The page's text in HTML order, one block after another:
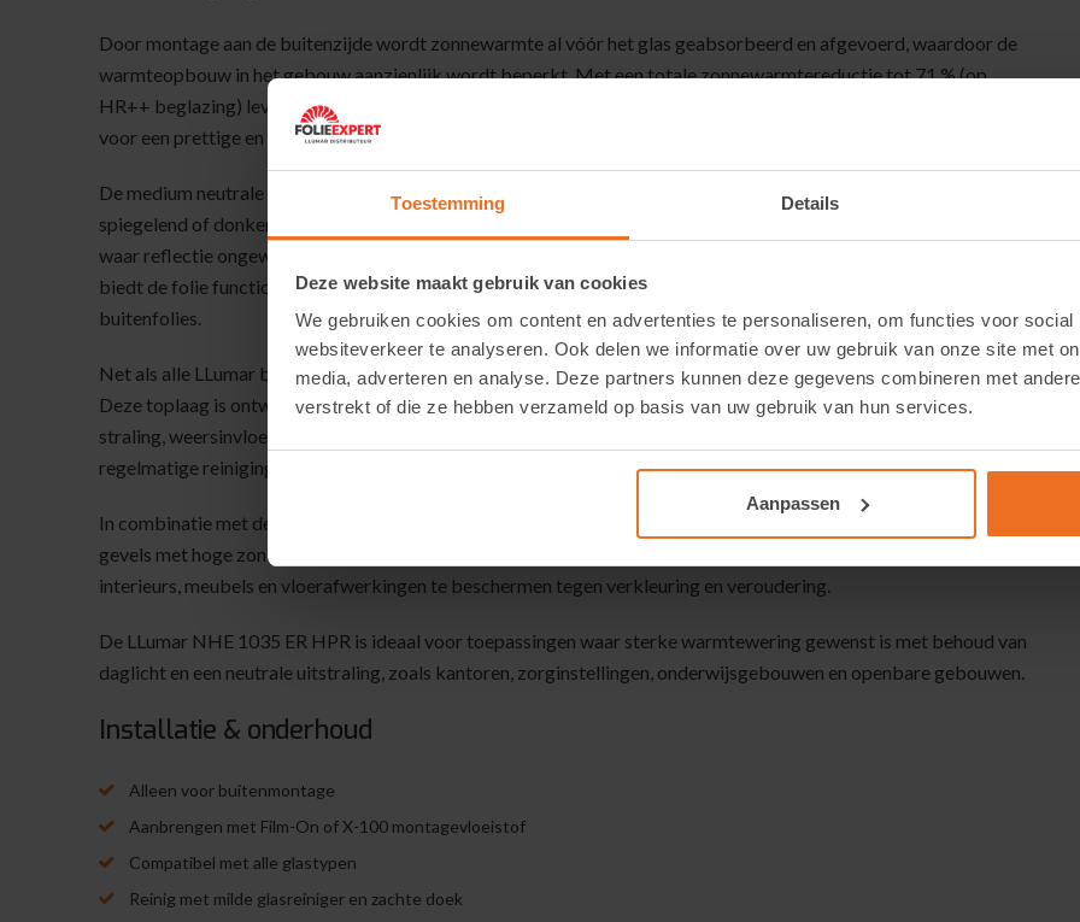
Toestemming Details
Deze website maakt gebruik van cookies
We gebruiken cookies om content en advertenties te personaliseren, om functies voor
websiteverkeer te analyseren. Ook delen we informatie over uw gebruik van onze site met
media, adverteren en analyse. Deze partners kunnen deze gegevens combineren met
verstrekt of die ze hebben verzameld op basis van uw gebruik van hun services.
Aanpassen
Door montage aan de buitenzijde wordt zonnewarmte al vóór het glas geabsorbeerd en afgevoerd, waardoor de
warmteopbouw in het gebouw aanzienlijk wordt beperkt. Met een totale zonnewarmtereductie tot 71 % (op
HR++ beglazing) levert de LLumar NHE 1035 ER HPR krachtige prestaties, terwijl de hogere lichtdoorlaat zorgt
voor een prettige en open binnenbeleving.
De medium neutrale stainless-steel tint vermindert schittering en verblinding effectief, zonder het glas een
spiegelend of donker karakter te geven. Hierdoor blijft de gevel esthetisch rustig en geschikt voor omgevingen
waar reflectie ongewenst is, zoals stedelijke locaties, zorgomgevingen en representatieve gebouwen. Overdag
biedt de folie functionele dagprivacy, zonder het uitgesproken one-way-mirror-effect van reflecterende
buitenfolies.
Net als alle LLumar buitenfolies is de NHE 1035 uitgerust met de speciaal ontwikkelde LLumar exterior toplaag.
Deze toplaag is ontworpen voor langdurige buitentoepassing en biedt uitzonderlijke weerstand tegen UV-
straling, weersinvloeden, vervuiling en temperatuurschommelingen. Ook bij intensieve zonbelasting en
regelmatige reiniging behoudt de folie zijn prestaties en uitstraling.
In combinatie met de HPR-hechtlaag is de LLumar NHE 1035 ER HPR geschikt voor bestaande beglazing en
gevels met hoge zonbelasting. Daarnaast blokkeert de folie meer dan 99 % van de UV-straling, wat helpt om
interieurs, meubels en vloerafwerkingen te beschermen tegen verkleuring en veroudering.
De LLumar NHE 1035 ER HPR is ideaal voor toepassingen waar sterke warmtewering gewenst is met behoud van
daglicht en een neutrale uitstraling, zoals kantoren, zorginstellingen, onderwijsgebouwen en openbare gebouwen.
Installatie & onderhoud
Alleen voor buitenmontage
Aanbrengen met Film-On of X-100 montagevloeistof
Compatibel met alle glastypen
Reinig met milde glasreiniger en zachte doek